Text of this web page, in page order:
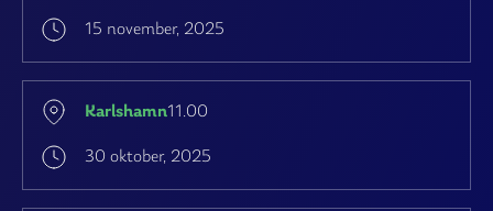
15 november, 2025
Karlshamn11.00
30 oktober, 2025